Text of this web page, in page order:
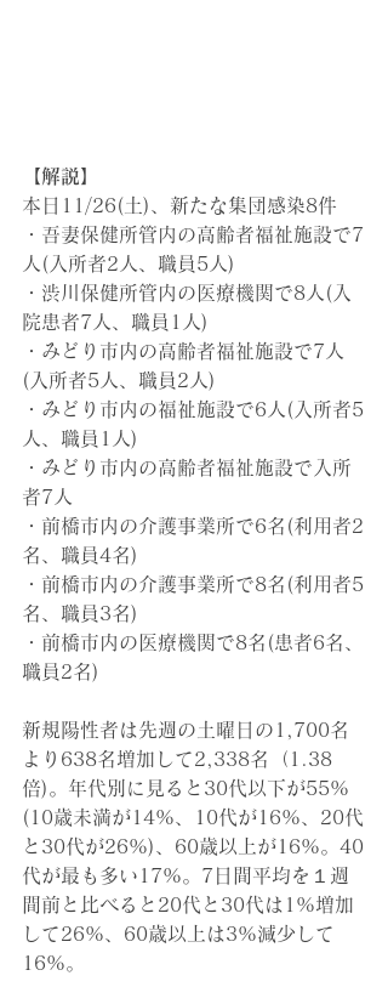
【解説】
本日11/26(土)
、新たな集団感染8件
・吾妻保健所管内の高齢者福祉施設で7
人(入所者2人、職員5人)
・渋川保健所管内の医療機関で8人(入
院患者7人、職員1人)
・みどり市内の高齢者福祉施設で7人
(入所者5人、職員2人)
・みどり市内の福祉施設で6人(入所者5
人、職員1人)
・みどり市内の高齢者福祉施設で入所
者7人
・前橋市内の介護事業所で6名(利用者2
名、職員4名)
・前橋市内の介護事業所で8名(利用者5
名、職員3名)
・前橋市内の医療機関で8名(患者6名、
職員2名)
新規陽性者は先週の土曜日の1,700名
より638名増加して2,338名（1.38
倍)。年代別に見ると30代以下が55%
(10歳未満が14%、10代が16%、20代
と30代が26%)、60歳以上が16%。40
代が最も多い17%。7日間平均を１週
間前と比べると20代と30代は1%増加
して26%、60歳以上は3%減少して
16%。